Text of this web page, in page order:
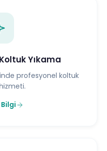
Yıkama
profesyonel koltuk